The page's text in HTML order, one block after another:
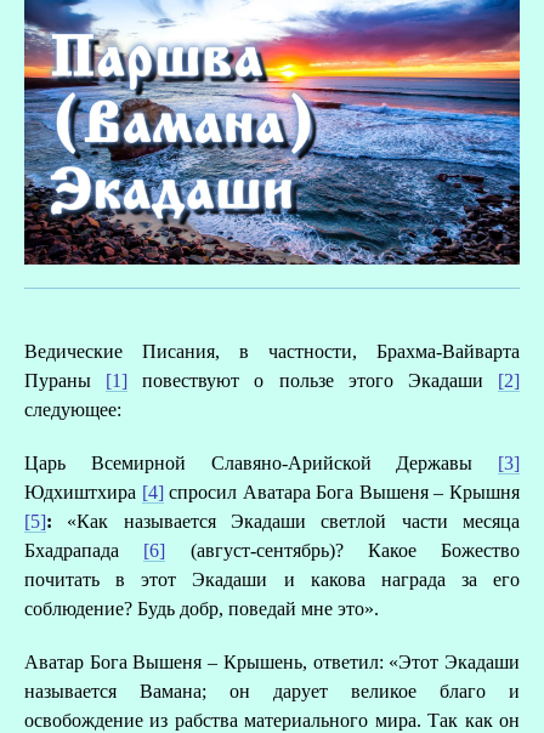
Ведические Писания, в частности, Брахма-Вайварта
Пураны [1] повествуют о пользе этого Экадаши [2]
следующее:
Царь Всемирной Славяно-Арийской Державы [3]
Юдхиштхира [4]спросил Аватара Бога Вышеня – Крышня
[5]: «Как называется Экадаши светлой части месяца
Бхадрапада [6] (август-сентябрь)? Какое Божество
почитать в этот Экадаши и какова награда за его
соблюдение? Будь добр, поведай мне это».
Аватар Бога Вышеня – Крышень, ответил: «Этот Экадаши
называется Вамана; он дарует великое благо и
освобождение из рабства материального мира. Так как он